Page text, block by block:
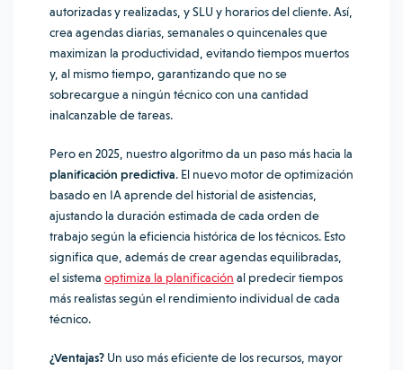
autorizadas y realizadas, y SLU y horarios del cliente. Así,
crea agendas diarias, semanales o quincenales que
maximizan la productividad, evitando tiempos muertos
y, al mismo tiempo, garantizando que no se
sobrecargue a ningún técnico con una cantidad
inalcanzable de tareas.
Pero en 2025, nuestro algoritmo da un paso más hacia la
planificación predictiva. El nuevo motor de optimización
basado en IA aprende del historial de asistencias,
ajustando la duración estimada de cada orden de
trabajo según la eficiencia histórica de los técnicos. Esto
significa que, además de crear agendas equilibradas,
el sistema optimiza la planificación al predecir tiempos
más realistas según el rendimiento individual de cada
técnico.
¿Ventajas? Un uso más eficiente de los recursos, mayor